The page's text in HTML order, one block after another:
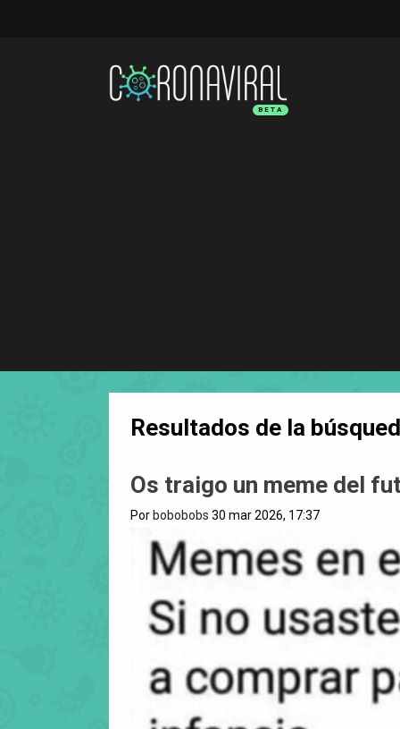
Resultados de la
Os traigo un meme del
Por bobobobs 30 mar 2026, 17:37